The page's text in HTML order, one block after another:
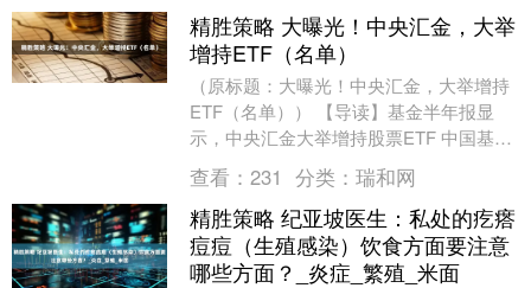
精胜策略 大曝光！中央汇金，大举
增持ETF（名单）
（原标题：大曝光！中央汇金，大举增持
ETF（名单）） 【导读】基金半年报显
示，中央汇金大举增持股票ETF 中国基金
报记者 张燕北 今年上半年，中央汇金首次
明确其....
查看： 231 分类： 瑞和网
精胜策略 纪亚坡医生：私处的疙瘩
痘痘（生殖感染）饮食方面要注意
哪些方面？_炎症_繁殖_米面